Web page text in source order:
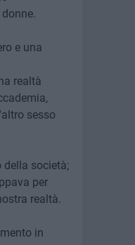
e una
realtà
sesso
società;
per
realtà.
in